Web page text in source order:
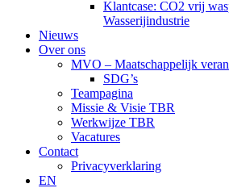
Klantcase: CO2 vrij
Wasserijindustrie
Nieuws
Over ons
MVO – Maatschappelijk
SDG’s
Teampagina
Missie & Visie TBR
Werkwijze TBR
Vacatures
Contact
Privacyverklaring
EN